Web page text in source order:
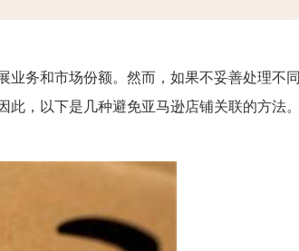
务和市场份额。然而，如果不妥善处理不同
，以下是几种避免亚马逊店铺关联的方法。